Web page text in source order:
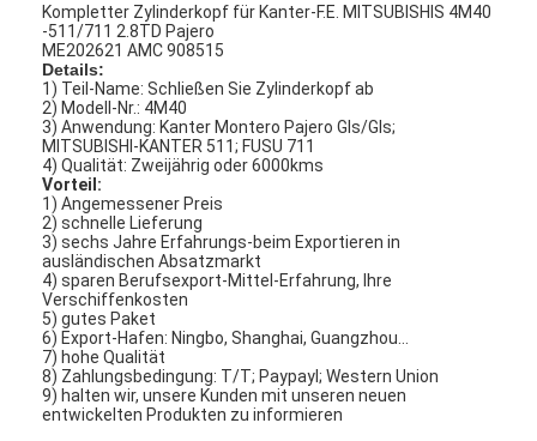
Kompletter Zylinderkopf für Kanter-F.E. MITSUBISHIS 4M40
-511/711 2.8TD Pajero
ME202621 AMC 908515
Details:
1) Teil-Name: Schließen Sie Zylinderkopf ab
2) Modell-Nr.: 4M40
3) Anwendung: Kanter Montero Pajero Gls/Gls;
MITSUBISHI-KANTER 511; FUSU 711
4) Qualität: Zweijährig oder 6000kms
Vorteil:
1) Angemessener Preis
2) schnelle Lieferung
3) sechs Jahre Erfahrungs-beim Exportieren in
ausländischen Absatzmarkt
4) sparen Berufsexport-Mittel-Erfahrung, Ihre
Verschiffenkosten
5) gutes Paket
6) Export-Hafen: Ningbo, Shanghai, Guangzhou…
7) hohe Qualität
8) Zahlungsbedingung: T/T; Paypayl; Western Union
9) halten wir, unsere Kunden mit unseren neuen
entwickelten Produkten zu informieren